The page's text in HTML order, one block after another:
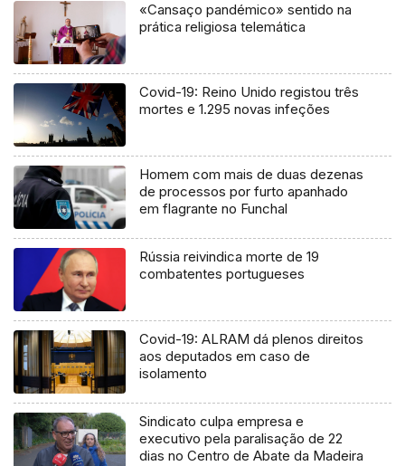
«Cansaço pandémico» sentido na
prática religiosa telemática
Covid-19: Reino Unido registou três
mortes e 1.295 novas infeções
Homem com mais de duas dezenas
de processos por furto apanhado
em flagrante no Funchal
Rússia reivindica morte de 19
combatentes portugueses
Covid-19: ALRAM dá plenos direitos
aos deputados em caso de
isolamento
Sindicato culpa empresa e
executivo pela paralisação de 22
dias no Centro de Abate da Madeira